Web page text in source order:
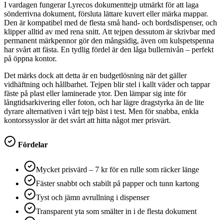
I vardagen fungerar Lyrecos dokumenttejp utmärkt för att laga
sönderrivna dokument, försluta lättare kuvert eller märka mappar.
Den är kompatibel med de flesta små hand- och bordsdispenser, och
klipper alltid av med rena snitt. Att tejpen dessutom är skrivbar med
permanent märkpennor gör den mångsidig, även om kulspetspenna
har svårt att fästa. En tydlig fördel är den låga bullernivån – perfekt
på öppna kontor.
Det märks dock att detta är en budgetlösning när det gäller
vidhäftning och hållbarhet. Tejpen blir stel i kallt väder och tappar
fäste på plast eller laminerade ytor. Den lämpar sig inte för
långtidsarkivering eller foton, och har lägre dragstyrka än de lite
dyrare alternativen i vårt tejp bäst i test. Men för snabba, enkla
kontorssysslor är det svårt att hitta något mer prisvärt.
Fördelar
Mycket prisvärd – 7 kr för en rulle som räcker länge
Fäster snabbt och stabilt på papper och tunn kartong
Tyst och jämn avrullning i dispenser
Transparent yta som smälter in i de flesta dokument